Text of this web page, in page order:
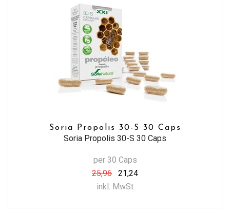
Soria Propolis 30-S 30 Caps
Soria Propolis 30-S 30 Caps
per 30 Caps
25,96
21,24
inkl. MwSt